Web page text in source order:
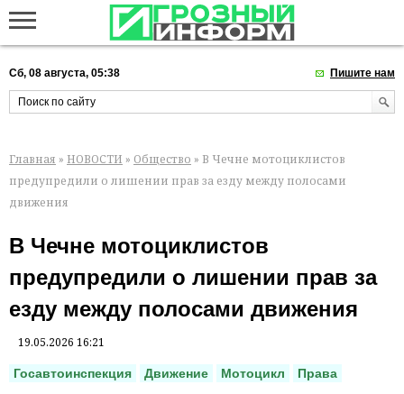
Сб, 08 августа, 05:38 Пишите нам
Главная » НОВОСТИ » Общество » В Чечне мотоциклистов
предупредили о лишении прав за езду между полосами
движения
В Чечне мотоциклистов
предупредили о лишении прав за
езду между полосами движения
19.05.2026 16:21
Госавтоинспекция Движение Мотоцикл Права